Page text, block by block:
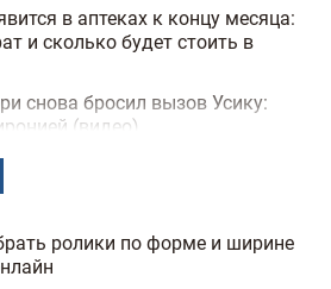
в аптеках к концу месяца:
и сколько будет стоить в
снова бросил вызов Усику:
(видео)
карточки на финале
по футболу: игра
скелетонист появился на
спортсменов,
ролики по форме и ширине